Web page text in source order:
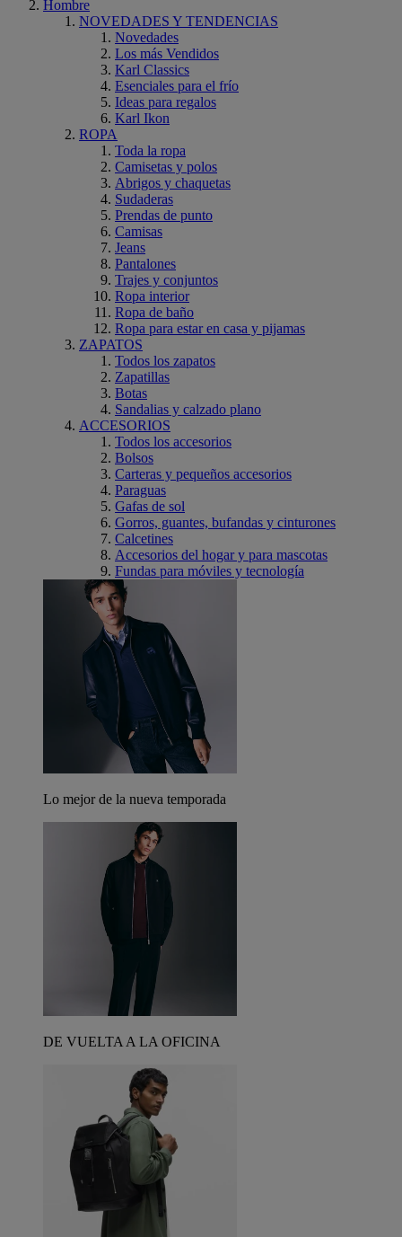
Hombre
NOVEDADES Y TENDENCIAS
Novedades
Los más Vendidos
Karl Classics
Esenciales para el frío
Ideas para regalos
Karl Ikon
ROPA
Toda la ropa
Camisetas y polos
Abrigos y chaquetas
Sudaderas
Prendas de punto
Camisas
Jeans
Pantalones
Trajes y conjuntos
Ropa interior
Ropa de baño
Ropa para estar en casa y pijamas
ZAPATOS
Todos los zapatos
Zapatillas
Botas
Sandalias y calzado plano
ACCESORIOS
Todos los accesorios
Bolsos
Carteras y pequeños accesorios
Paraguas
Gafas de sol
Gorros, guantes, bufandas y cinturones
Calcetines
Accesorios del hogar y para mascotas
Fundas para móviles y tecnología
Lo mejor de la nueva temporada
DE VUELTA A LA OFICINA